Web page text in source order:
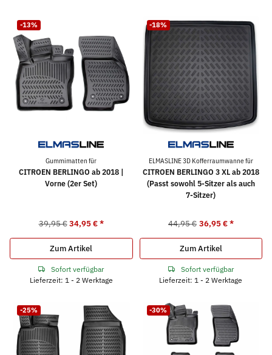
-13%
Gummimatten für
CITROEN BERLINGO ab 2018 |
Vorne (2er Set)
39,95 € 34,95 €*
Zum Artikel
Sofort verfügbar
Lieferzeit: 1 - 2 Werktage
-18%
ELMASLINE 3D Kofferraumwanne für
CITROEN BERLINGO 3 XL ab 2018
(Passt sowohl 5-Sitzer als auch
7-Sitzer)
44,95 € 36,95 €*
Zum Artikel
Sofort verfügbar
Lieferzeit: 1 - 2 Werktage
-25% -30%